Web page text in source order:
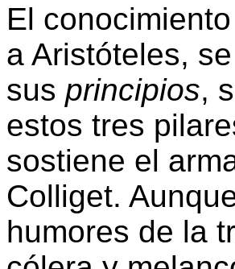
El
a Aristóteles,
sus principios,
estos tres
sostiene el
Colliget.
humores de la